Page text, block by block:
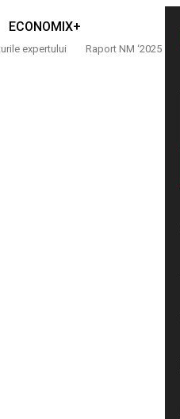
ECONOMIX+
expertului Raport NM ‘2025